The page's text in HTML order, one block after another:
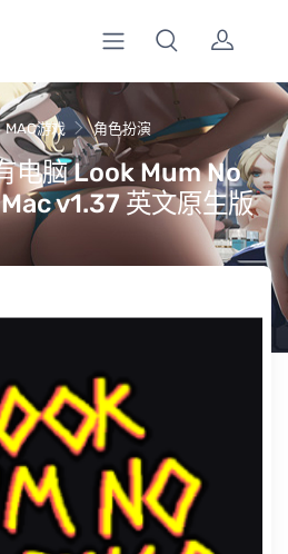
MAC游戏 角色扮演
电脑 Look Mum No
v1.37 英文原生版